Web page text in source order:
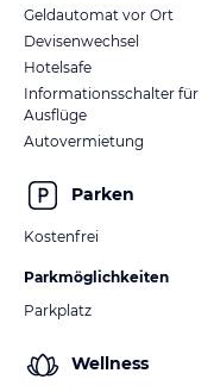
Geldautomat vor Ort
Devisenwechsel
Hotelsafe
Informationsschalter für
Ausflüge
Autovermietung
Parken
Kostenfrei
Parkmöglichkeiten
Parkplatz
Wellness